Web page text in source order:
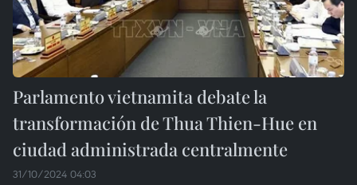
Parlamento vietnamita debate la
transformación de Thua Thien-Hue en
ciudad administrada centralmente
31/10/2024 04:03